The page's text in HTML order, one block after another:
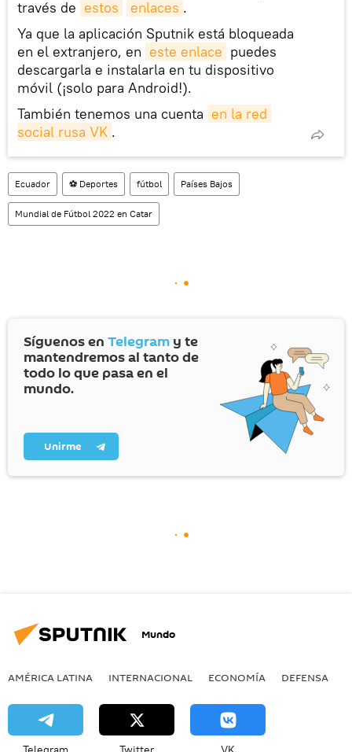
través de estos enlaces .
Ya que la aplicación Sputnik está bloqueada
en el extranjero, en este enlace puedes
descargarla e instalarla en tu dispositivo
móvil (¡solo para Android!).
También tenemos una cuenta en la red
social rusa VK .
Ecuador ⚽ Deportes fútbol Países Bajos
Mundial de Fútbol 2022 en Catar
Síguenos en Telegram y te
mantendremos al tanto de
todo lo que pasa en el
mundo.
Unirme
Mundo
AMÉRICA LATINA INTERNACIONAL ECONOMÍA DEFENSA